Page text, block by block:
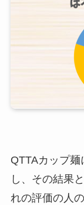
QTTAカップ
し、その結果
れの評価の人